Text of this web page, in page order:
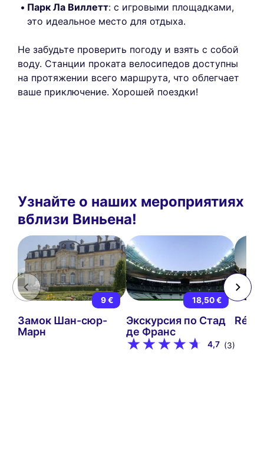
Парк Ла Виллетт: с игровыми площадками,
это идеальное место для отдыха.
Не забудьте проверить погоду и взять с собой
воду. Станции проката велосипедов доступны
на протяжении всего маршрута, что облегчает
ваше приключение. Хорошей поездки!
Узнайте о наших мероприятиях
вблизи Виньена!
9 €
Замок Шан-сюр-
Марн
18,50 €
Экскурсия по Стад
де Франс
4,7 (3)